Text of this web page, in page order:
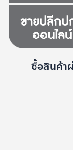
ซื้อสินค้า